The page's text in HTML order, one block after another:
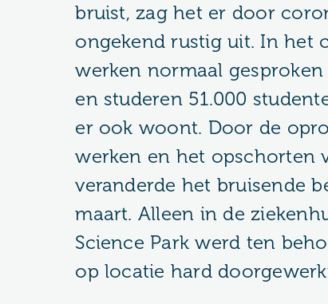
bruist, zag het er door
ongekend rustig uit. In het
werken normaal gesproken
en studeren 51.000
er ook woont. Door de
werken en het opschorten
veranderde het bruisende
maart. Alleen in de
Science Park werd ten
op locatie hard